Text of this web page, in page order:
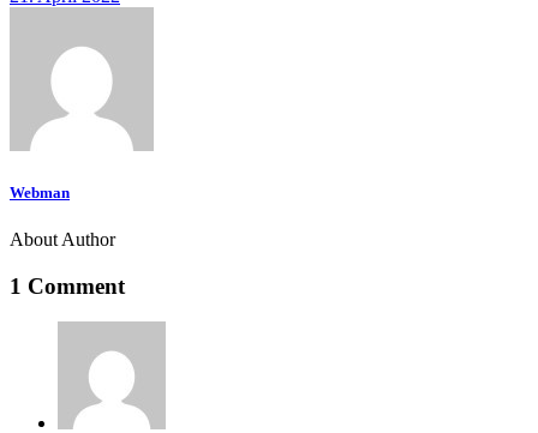
Webman
About Author
1 Comment